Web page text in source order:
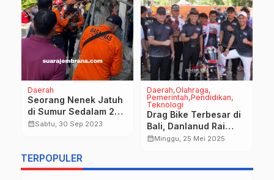
Daerah
Seorang Nenek Jatuh
di Sumur Sedalam 25
Meter
calendar_monthSabtu, 30 Sep 2023
Daerah Olahraga
Pemerintah Pendidikan
Teknologi
Drag Bike Terbesar di
Bali, Danlanud Rai
Drag Bike Cup 2025
calendar_monthMinggu, 25 Mei 2025
TERPOPULER